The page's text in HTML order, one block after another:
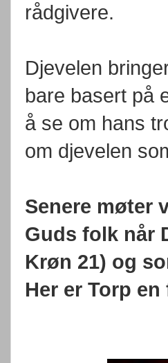
rådgivere.
Djevelen
bare basert på
å se om hans
om djevelen
Senere møter
Guds folk når
Krøn 21) og
Her er Torp